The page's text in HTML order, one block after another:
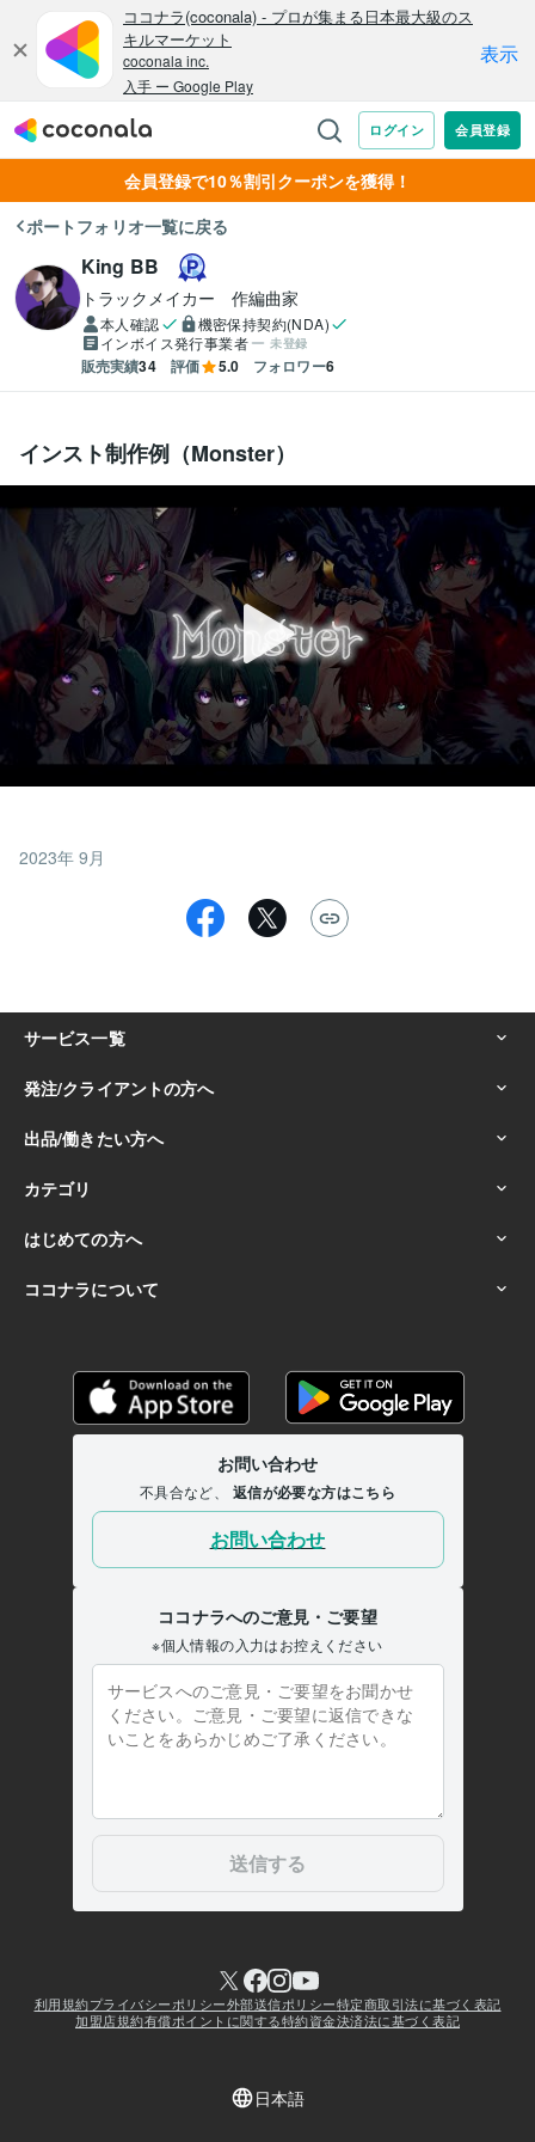
会員登録で10％割引クーポンを獲得！
ポートフォリオ一覧に戻る
King BB
トラックメイカー　作編曲家
本人確認
機密保持契約(NDA)
インボイス発行事業者
未登録
販売実績34 評価 5.0 フォロワー6
インスト制作例（Monster）
2023年 9月